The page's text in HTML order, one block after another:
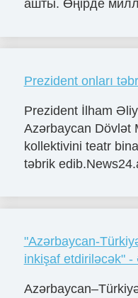
ашты. Өңірде
Prezident onları
Prezident İlham
Azərbaycan Dövlət
kollektivini teatr
təbrik
"Azərbaycan-
inkişaf etdiriləcək" -